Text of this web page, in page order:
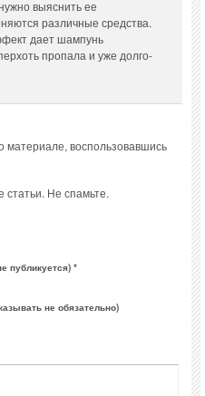
выяснить ее
различные средства.
дает шампунь
пропала и уже долго-
материале, воспользовавшись
Не спамьте.
публикуется) *
не обязательно)